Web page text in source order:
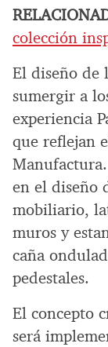
colección
El diseño de
sumergir a
experiencia
que reflejan
en el diseño
mobiliario,
muros y
caña
pedestales.
El concepto
será